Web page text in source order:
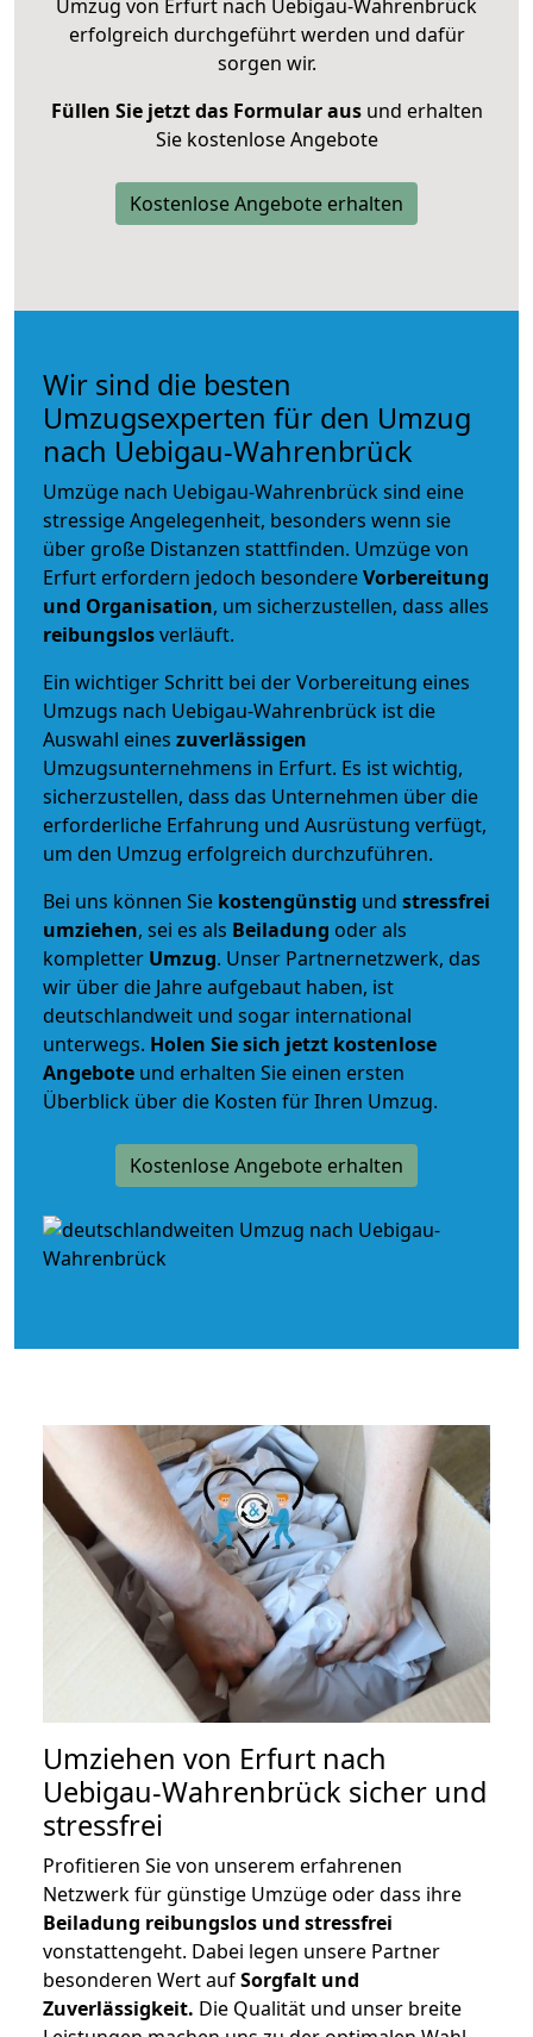
Umzug von Erfurt nach Uebigau-Wahrenbrück
erfolgreich durchgeführt werden und dafür
sorgen wir.
Füllen Sie jetzt das Formular ausund erhalten
Sie kostenlose Angebote
Kostenlose Angebote erhalten
Wir sind die besten
Umzugsexperten für den Umzug
nach Uebigau-Wahrenbrück
Umzüge nach Uebigau-Wahrenbrück sind eine
stressige Angelegenheit, besonders wenn sie
über große Distanzen stattfinden. Umzüge von
Erfurt erfordern jedoch besondereVorbereitung
und Organisation, um sicherzustellen, dass alles
reibungslosverläuft.
Ein wichtiger Schritt bei der Vorbereitung eines
Umzugs nach Uebigau-Wahrenbrück ist die
Auswahl eines zuverlässigen
Umzugsunternehmens in Erfurt. Es ist wichtig,
sicherzustellen, dass das Unternehmen über die
erforderliche Erfahrung und Ausrüstung verfügt,
um den Umzug erfolgreich durchzuführen.
Bei uns können Sie kostengünstig und stressfrei
umziehen, sei es als Beiladung oder als
kompletter Umzug. Unser Partnernetzwerk, das
wir über die Jahre aufgebaut haben, ist
deutschlandweit und sogar international
unterwegs. Holen Sie sich jetzt kostenlose
Angebote und erhalten Sie einen ersten
Überblick über die Kosten für Ihren Umzug.
Kostenlose Angebote erhalten
Umziehen von Erfurt nach
Uebigau-Wahrenbrück sicher und
stressfrei
Profitieren Sie von unserem erfahrenen
Netzwerk für günstige Umzüge oder dass ihre
Beiladung reibungslos und stressfrei
vonstattengeht. Dabei legen unsere Partner
besonderen Wert aufSorgfalt und
Zuverlässigkeit. Die Qualität und unser breite